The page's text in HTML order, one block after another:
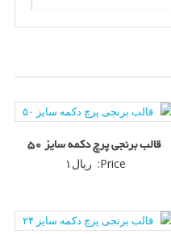
قالب برنجی پرچ دکمه سایز ۵۰
Price: ریال ۱